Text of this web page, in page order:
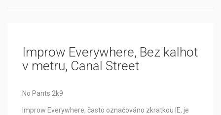
Improw Everywhere, Bez kalhot
v metru, Canal Street
No Pants 2k9
Improw Everywhere, často označováno zkratkou IE, je